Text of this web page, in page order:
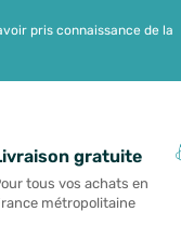
pris connaissance de la
gratuite
tous vos achats en
métropolitaine